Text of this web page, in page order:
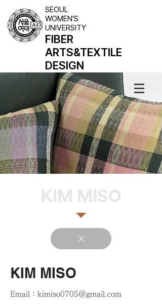
SEOUL
WOMEN'S
UNIVERSITY
FIBER
ARTS&TEXTILE
DESIGN
KIM MISO
KIM MISO
Email : kimiso0705@gmail.com